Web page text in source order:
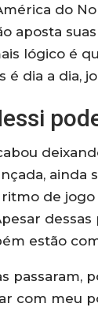
do
aposta
lógico é
é dia a dia,
ainda
de
estão
com meu